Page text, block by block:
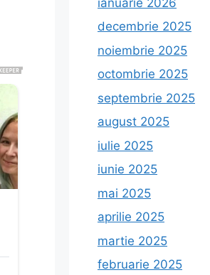
decembrie 2025
noiembrie 2025
octombrie 2025
septembrie 2025
august 2025
iulie 2025
iunie 2025
mai 2025
aprilie 2025
martie 2025
februarie 2025